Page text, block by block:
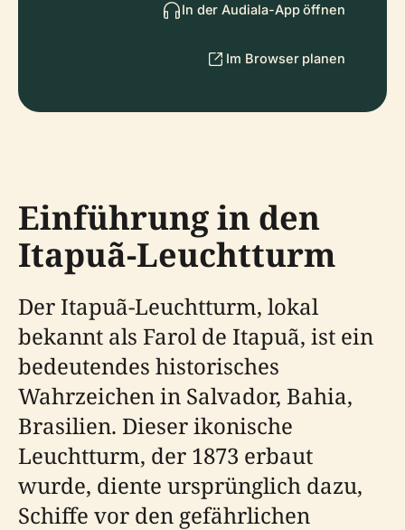
In der Audiala-App öffnen
Im Browser planen
Einführung in den
Itapuã-Leuchtturm
Der Itapuã-Leuchtturm, lokal
bekannt als Farol de Itapuã, ist ein
bedeutendes historisches
Wahrzeichen in Salvador, Bahia,
Brasilien. Dieser ikonische
Leuchtturm, der 1873 erbaut
wurde, diente ursprünglich dazu,
Schiffe vor den gefährlichen